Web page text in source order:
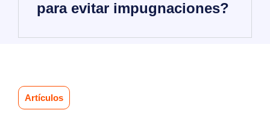
para evitar impugnaciones?
Artículos